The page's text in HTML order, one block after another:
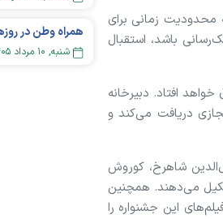
برگزار خواهد شد که محدودیت زمانی برای
باشد، استقبال
افتاد. دبیرخانه
فایل‌ها را به صورت مجازی دریافت می‌کند و
برگزار می‌شود گفت: کمال‌الدین شاهرخ، کوروش
می‌دهند. همچنین
این جشنواره را
شنبه, ۱۰ مرداد ۱۴۰۵